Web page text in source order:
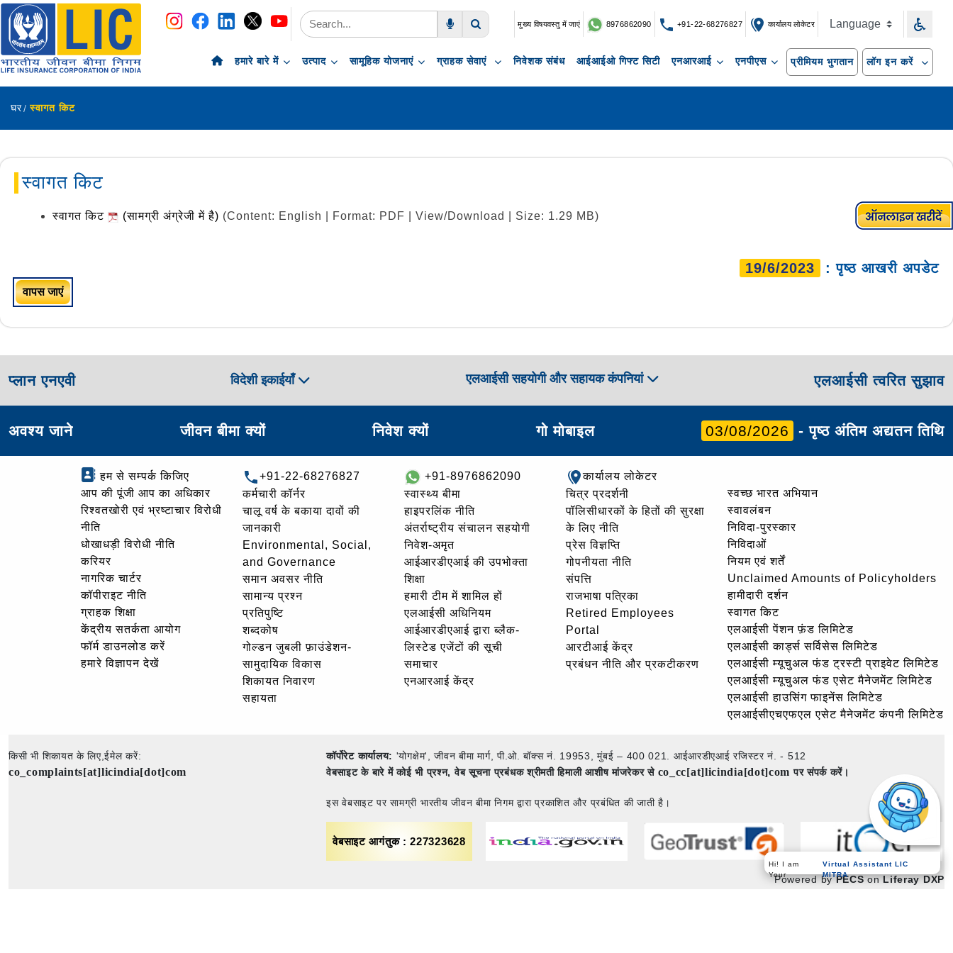
नेविगेशन
सामग्री पर छोड़ें
मुख्य विषयवस्तु में जाएं 8976862090 +91-22-68276827 कार्यालय लोकेटर
हमारे बारे में उत्पाद सामूहिक योजनाएं ग्राहक सेवाएं निवेशक संबंध आईआईओ गिफ्ट सिटी एनआरआई एनपीएस प्रीमियम भुगतान लॉग इन करें
घर स्वागत किट
स्वागत किट
स्वागत किट (सामग्री अंग्रेजी में है) (Content: English | Format: PDF | View/Download | Size: 1.29 MB)
19/6/2023 : पृष्ठ आखरी अपडेट
वापस जाएं
प्लान एनएवी विदेशी इकाईयाँ एलआईसी सहयोगी और सहायक कंपनियां एलआईसी त्वरित सुझाव
अवश्य जाने जीवन बीमा क्यों निवेश क्यों गो मोबाइल 03/08/2026 - पृष्ठ अंतिम अद्यतन तिथि
हम से सम्पर्क किजिए
आप की पूंजी आप का अधिकार
रिश्वतखोरी एवं भ्रष्टाचार विरोधी
नीति
धोखाधड़ी विरोधी नीति
करियर
नागरिक चार्टर
कॉपीराइट नीति
ग्राहक शिक्षा
केंद्रीय सतर्कता आयोग
फॉर्म डाउनलोड करें
हमारे विज्ञापन देखें
+91-22-68276827
कर्मचारी कॉर्नर
चालू वर्ष के बकाया दावों की
जानकारी
Environmental, Social,
and Governance
समान अवसर नीति
सामान्य प्रश्न
प्रतिपुष्टि
शब्दकोष
गोल्‍डन जुबली फ़ाउंडेशन-
सामुदायिक विकास
शिकायत निवारण
सहायता
+91-8976862090
स्वास्थ्य बीमा
हाइपरलिंक नीति
अंतर्राष्ट्रीय संचालन सहयोगी
निवेश-अमृत
आईआरडीएआई की उपभोक्ता
शिक्षा
हमारी टीम में शामिल हों
एलआईसी अधिनियम
आईआरडीएआई द्वारा ब्लैक-
लिस्टेड एजेंटों की सूची
समाचार
एनआरआई केंद्र
कार्यालय लोकेटर
चित्र प्रदर्शनी
पॉलिसीधारकों के हितों की सुरक्षा
के लिए नीति
प्रेस विज्ञप्ति
गोपनीयता नीति
संपत्ति
राजभाषा पत्रिका
Retired Employees
Portal
आरटीआई केंद्र
प्रबंधन नीति और प्रकटीकरण
स्वच्छ भारत अभियान
स्वावलंबन
निविदा-पुरस्कार
निविदाओं
नियम एवं शर्तें
Unclaimed Amounts of Policyholders
हामीदारी दर्शन
स्वागत किट
एलआईसी पेंशन फ़ंड लिमिटेड
एलआईसी कार्ड्स सर्विसेस लिमिटेड
एलआईसी म्यूचुअल फंड ट्रस्टी प्राइवेट लिमिटेड
एलआईसी म्यूचुअल फंड एसेट मैनेजमेंट लिमिटेड
एलआईसी हाउसिंग फाइनेंस लिमिटेड
एलआईसीएचएफएल एसेट मैनेजमेंट कंपनी लिमिटेड
किसी भी शिकायत के लिए,ईमेल करें:
co_complaints[at]licindia[dot]com
कॉर्पोरेट कार्यालय: 'योगक्षेम', जीवन बीमा मार्ग, पी.ओ. बॉक्स नं. 19953, मुंबई – 400 021. आईआरडीएआई रजिस्टर नं. - 512
वेबसाइट के बारे में कोई भी प्रश्न, वेब सूचना प्रबंधक श्रीमती हिमाली आशीष मांजरेकर से co_cc[at]licindia[dot]comपर संपर्क करें।
इस वेबसाइट पर सामग्री भारतीय जीवन बीमा निगम द्वारा प्रकाशित और प्रबंधित की जाती है।
वेबसाइट आगंतुक : 227323628
Powered byPECSonLiferay DXP
Hi! I am
Your
Virtual Assistant LIC
MITRA